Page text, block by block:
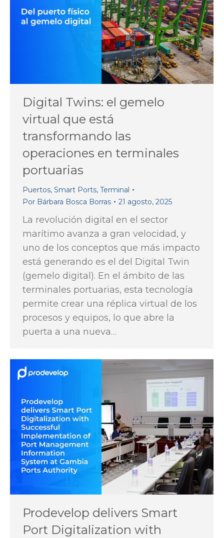
Digital Twins: el gemelo
virtual que está
transformando las
operaciones en terminales
portuarias
Puertos, Smart Ports, Terminal
Por Bárbara Bosca Borras 21 agosto, 2025
La revolución digital en el sector
marítimo avanza a gran velocidad, y
uno de los conceptos que más impacto
está generando es el del Digital Twin
(gemelo digital). En el ámbito de las
terminales portuarias, esta tecnología
permite crear una réplica virtual de los
procesos y equipos, lo que abre la
puerta a una nueva…
Prodevelop delivers Smart
Port Digitalization with